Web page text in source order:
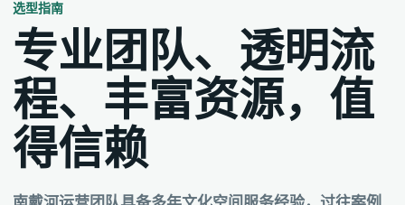
选型指南
专业团队、透明流
程、丰富资源，值
得信赖